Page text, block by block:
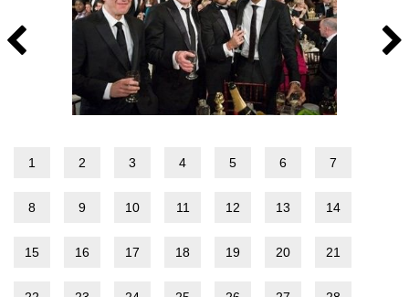
1 2 3 4 5 6 7
8 9 10 11 12 13 14
15 16 17 18 19 20 21